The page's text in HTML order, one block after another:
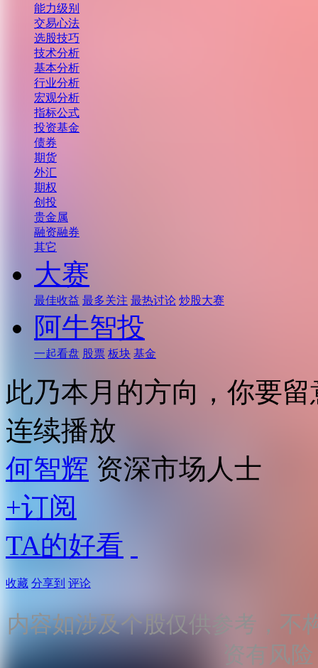
能力级别
交易心法
选股技巧
技术分析
基本分析
行业分析
宏观分析
指标公式
投资基金
债券
期货
外汇
期权
创投
贵金属
融资融券
其它
大赛
最佳收益 最多关注 最热讨论 炒股大赛
阿牛智投
一起看盘 股票 板块 基金
此乃本月的方向，你要留
连续播放
何智辉 资深市场人士
+订阅
TA的好看
收藏 分享到 评论
内容如涉及个股仅供参考，不
资有风